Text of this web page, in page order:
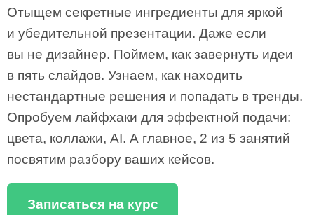
Отыщем секретные ингредиенты для яркой
и убедительной презентации. Даже если
вы не дизайнер. Поймем, как завернуть идеи
в пять слайдов. Узнаем, как находить
нестандартные решения и попадать в тренды.
Опробуем лайфхаки для эффектной подачи:
цвета, коллажи, АІ. А главное, 2 из 5 занятий
посвятим разбору ваших кейсов.
Записаться на курс